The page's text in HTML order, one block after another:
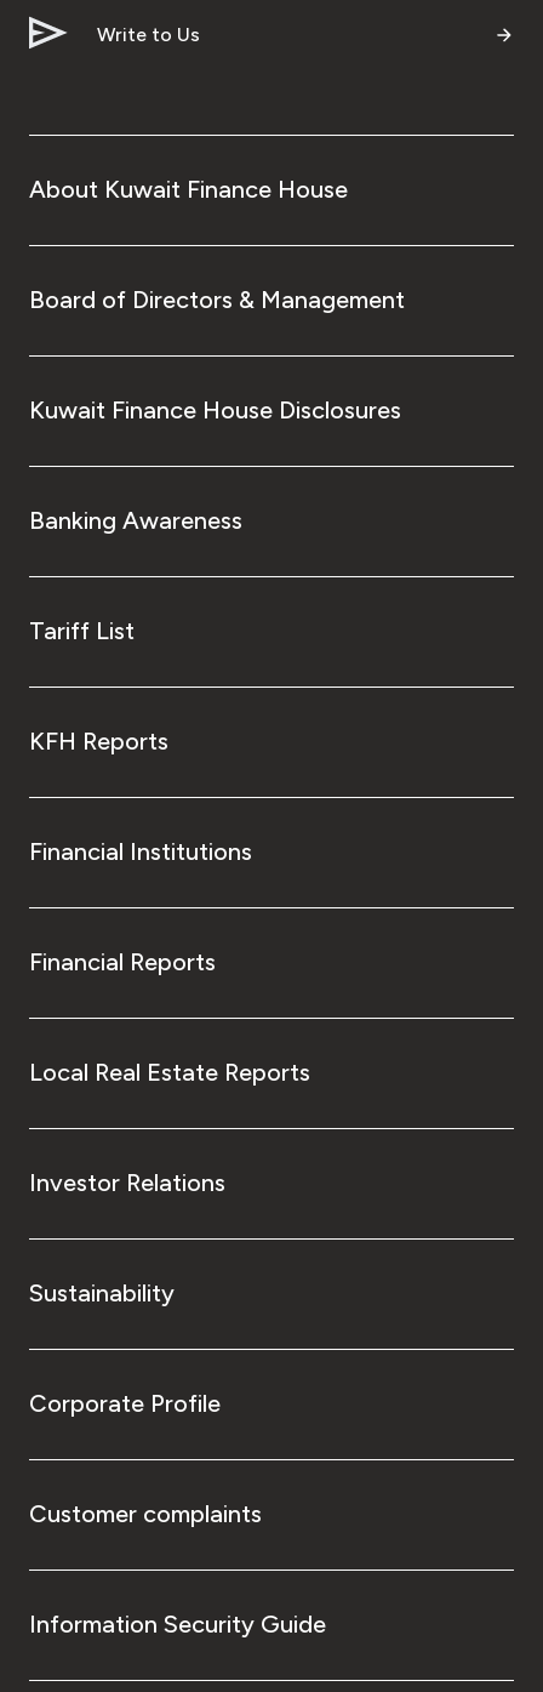
Write to Us
About Kuwait Finance House
Board of Directors & Management
Kuwait Finance House Disclosures
Banking Awareness
Tariff List
KFH Reports
Financial Institutions
Financial Reports
Local Real Estate Reports
Investor Relations
Sustainability
Corporate Profile
Customer complaints
Information Security Guide